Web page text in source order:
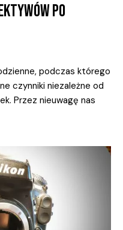
PO
podczas którego
czynniki niezależne od
Przez nieuwagę nas